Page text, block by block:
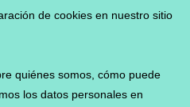
de cookies en nuestro sitio
quiénes somos, cómo puede
los datos personales en